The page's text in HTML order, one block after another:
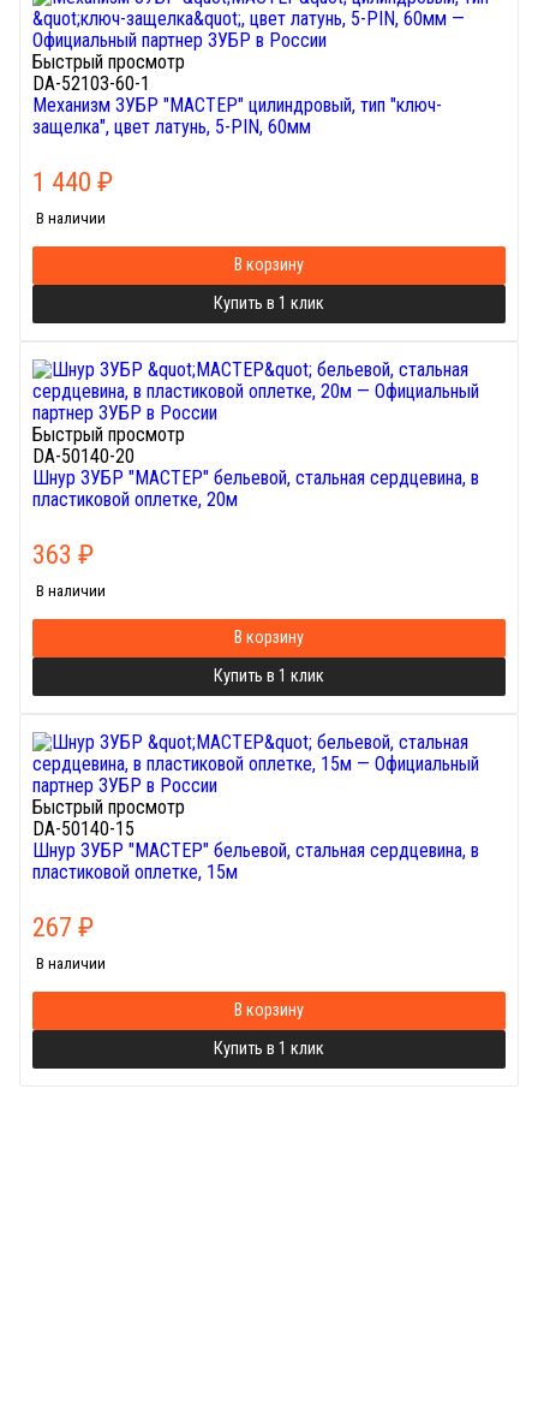
Быстрый просмотр
DA-52103-60-1
Механизм ЗУБР "МАСТЕР" цилиндровый, тип "ключ-
защелка", цвет латунь, 5-PIN, 60мм
1 440 ₽
В наличии
В корзину
Купить в 1 клик
Быстрый просмотр
DA-50140-20
Шнур ЗУБР "МАСТЕР" бельевой, стальная сердцевина, в
пластиковой оплетке, 20м
363 ₽
В наличии
В корзину
Купить в 1 клик
Быстрый просмотр
DA-50140-15
Шнур ЗУБР "МАСТЕР" бельевой, стальная сердцевина, в
пластиковой оплетке, 15м
267 ₽
В наличии
В корзину
Купить в 1 клик